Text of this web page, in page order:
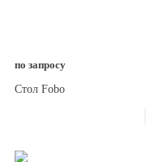
по запросу
Стол Fobo